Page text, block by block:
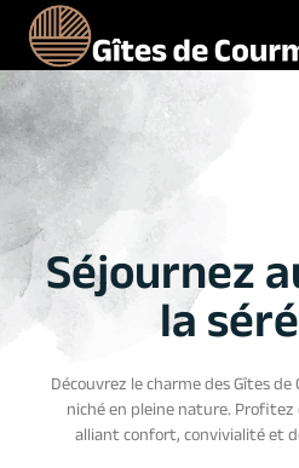
Séjournez
la
Découvrez le charme des Gîtes
niché en pleine nature. Profitez
alliant confort, convivialité et